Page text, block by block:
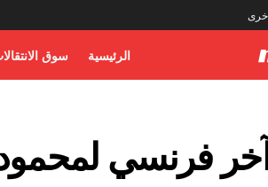
الرئيسية سوق
فرنسي